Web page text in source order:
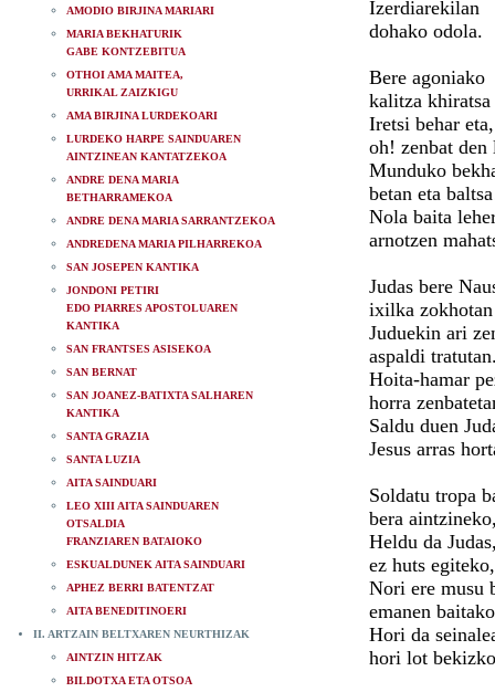
AMODIO BIRJINA MARIARI
MARIA BEKHATURIK
GABE KONTZEBITUA
OTHOI AMA MAITEA,
URRIKAL ZAIZKIGU
AMA BIRJINA LURDEKOARI
LURDEKO HARPE SAINDUAREN
AINTZINEAN KANTATZEKOA
ANDRE DENA MARIA
BETHARRAMEKOA
ANDRE DENA MARIA SARRANTZEKOA
ANDREDENA MARIA PILHARREKOA
SAN JOSEPEN KANTIKA
JONDONI PETIRI
EDO PIARRES APOSTOLUAREN
KANTIKA
SAN FRANTSES ASISEKOA
SAN BERNAT
SAN JOANEZ-BATIXTA SALHAREN
KANTIKA
SANTA GRAZIA
SANTA LUZIA
AITA SAINDUARI
LEO XIII AITA SAINDUAREN
OTSALDIA
FRANZIAREN BATAIOKO
ESKUALDUNEK AITA SAINDUARI
APHEZ BERRI BATENTZAT
AITA BENEDITINOERI
II. ARTZAIN BELTXAREN NEURTHIZAK
AINTZIN HITZAK
BILDOTXA ETA OTSOA
Izerdiarekilan
dohako odola.
Bere agoniako
kalitza khiratsa
Iretsi behar eta,
oh! zenbat den
Munduko
betan eta
Nola baita
arnotzen
Judas bere
ixilka zokhotan
Juduekin ari
aspaldi
Hoita-hamar
horra
Saldu duen
Jesus arras
Soldatu tropa
bera
Heldu da
ez huts egiteko,
Nori ere musu
emanen
Hori da
hori lot